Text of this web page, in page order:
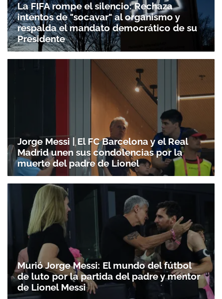
La FIFA rompe el silencio: Rechaza
intentos de "socavar" al organismo y
respalda el mandato democrático de su
Presidente
Jorge Messi | El FC Barcelona y el Real
Madrid unen sus condolencias por la
muerte del padre de Lionel
Murió Jorge Messi: El mundo del fútbol
de luto por la partida del padre y mentor
de Lionel Messi